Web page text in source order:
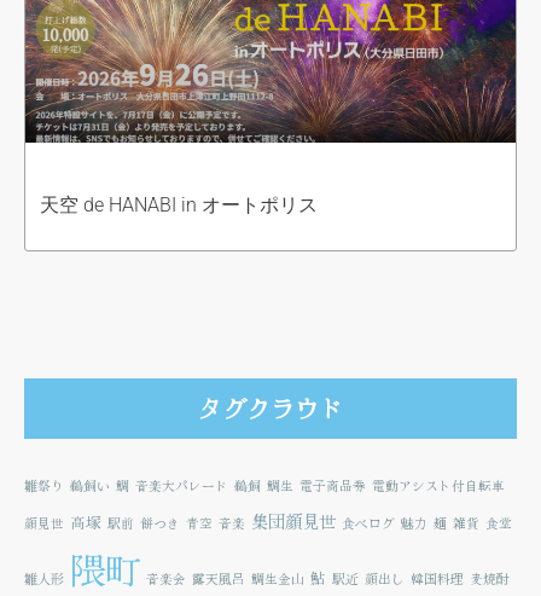
天空 de HANABI in オートポリス
タグクラウド
雛祭り 鵜飼い 鯛 音楽大パレード 鵜飼 鯛生 電子商品券 電動アシスト付自転車
顔見世 高塚 駅前 餅つき 青空 音楽 集団顔見世 食べログ 魅力 麺 雑貨 食堂
雛人形 隈町 音楽会 露天風呂 鯛生金山 鮎 駅近 顔出し 韓国料理 麦焼酎